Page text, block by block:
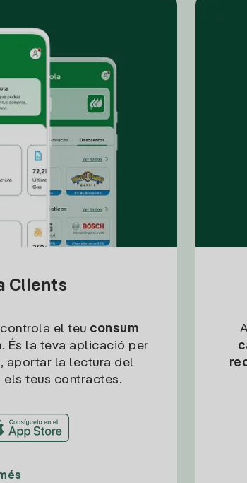
Clients
el teu consum
És la teva aplicació per
aportar la lectura del
teus contractes.